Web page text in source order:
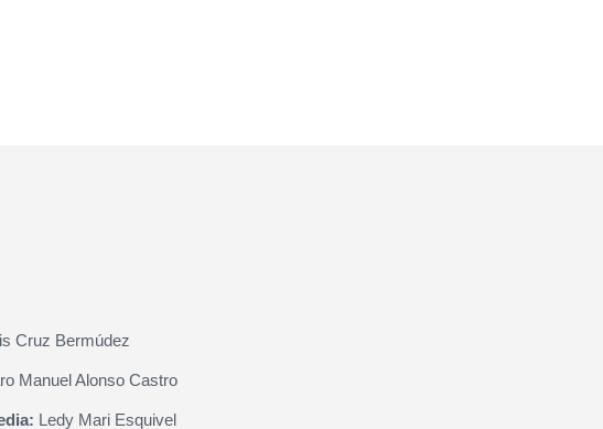
Cruz Bermúdez
Manuel Alonso Castro
Ledy Mari Esquivel